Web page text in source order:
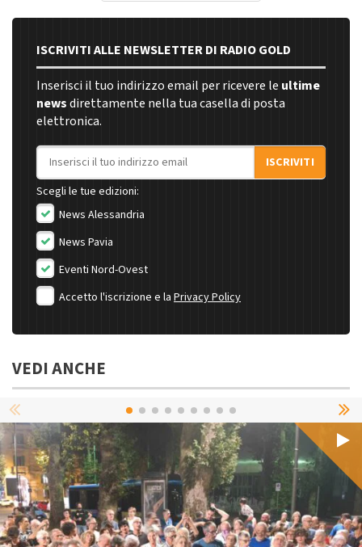
ISCRIVITI ALLE NEWSLETTER DI RADIO GOLD
Inserisci il tuo indirizzo email per ricevere le ultime
newsdirettamente nella tua casella di posta
elettronica.
Indirizzo email
ISCRIVITI
Scegli le tue edizioni:
News Alessandria
News Pavia
Eventi Nord-Ovest
Accetto l'iscrizione e la Privacy Policy
VEDI ANCHE